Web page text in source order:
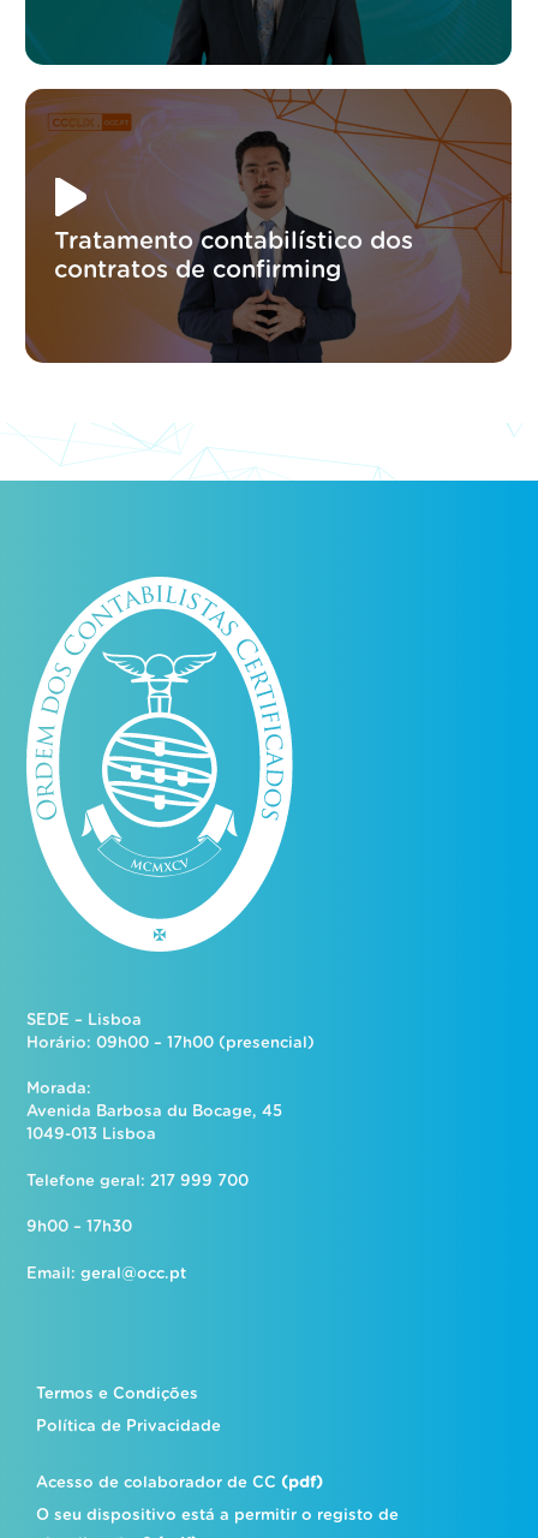
Tratamento contabilístico dos
contratos de confirming
SEDE – Lisboa
Horário: 09h00 – 17h00 (presencial)
Morada:
Avenida Barbosa du Bocage, 45
1049-013 Lisboa
Telefone geral: 217 999 700
9h00 – 17h30
Email:geral@occ.pt
Termos e Condições
Política de Privacidade
Acesso de colaborador de CC(pdf)
O seu dispositivo está a permitir o registo de